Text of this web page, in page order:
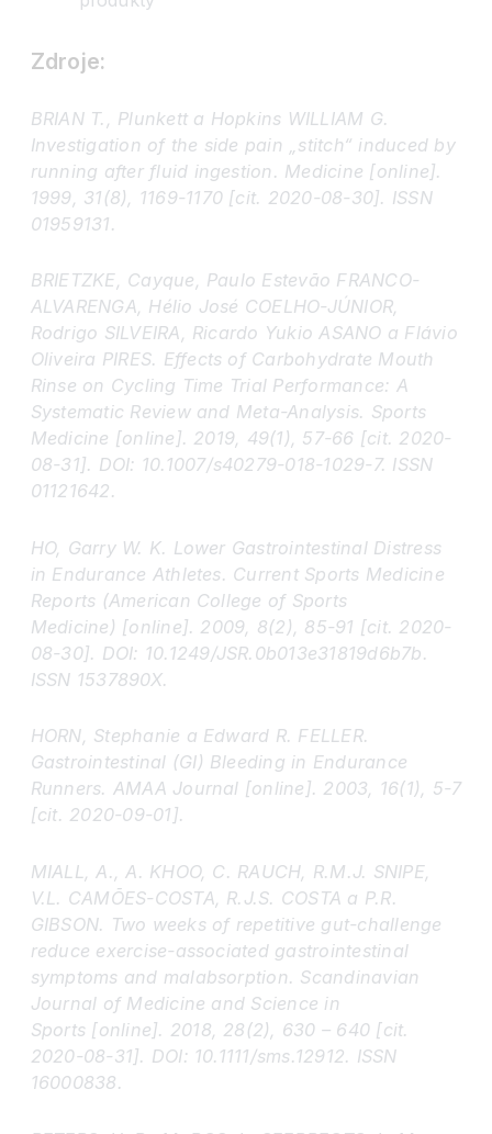
Zdroje:
BRIAN T., Plunkett a Hopkins WILLIAM G.
Investigation of the side pain „stitch“ induced by
running after fluid ingestion. Medicine [online].
1999, 31(8), 1169-1170 [cit. 2020-08-30]. ISSN
01959131.
BRIETZKE, Cayque, Paulo Estevão FRANCO-
ALVARENGA, Hélio José COELHO-JÚNIOR,
Rodrigo SILVEIRA, Ricardo Yukio ASANO a Flávio
Oliveira PIRES. Effects of Carbohydrate Mouth
Rinse on Cycling Time Trial Performance: A
Systematic Review and Meta-Analysis. Sports
Medicine [online]. 2019, 49(1), 57-66 [cit. 2020-
08-31]. DOI: 10.1007/s40279-018-1029-7. ISSN
01121642.
HO, Garry W. K. Lower Gastrointestinal Distress
in Endurance Athletes. Current Sports Medicine
Reports (American College of Sports
Medicine) [online]. 2009, 8(2), 85-91 [cit. 2020-
08-30]. DOI: 10.1249/JSR.0b013e31819d6b7b.
ISSN 1537890X.
HORN, Stephanie a Edward R. FELLER.
Gastrointestinal (GI) Bleeding in Endurance
Runners. AMAA Journal [online]. 2003, 16(1), 5-7
[cit. 2020-09-01].
MIALL, A., A. KHOO, C. RAUCH, R.M.J. SNIPE,
V.L. CAMÕES-COSTA, R.J.S. COSTA a P.R.
GIBSON. Two weeks of repetitive gut-challenge
reduce exercise-associated gastrointestinal
symptoms and malabsorption. Scandinavian
Journal of Medicine and Science in
Sports [online]. 2018, 28(2), 630 – 640 [cit.
2020-08-31]. DOI: 10.1111/sms.12912. ISSN
16000838.